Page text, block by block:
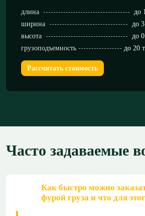
длина
до
ширина
до
высота
до
грузоподъемность
до 20
Рассчитать стоимость
Часто задаваемые
Как быстро можно
фурой груза и что для